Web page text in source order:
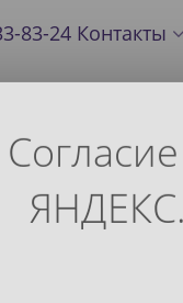
83-24 Контакты